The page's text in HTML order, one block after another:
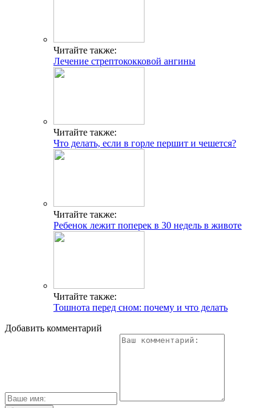
Читайте также:
Лечение стрептококковой ангины
Читайте также:
Что делать, если в горле першит и чешется?
Читайте также:
Ребенок лежит поперек в 30 недель в животе
Читайте также:
Тошнота перед сном: почему и что делать
Добавить комментарий